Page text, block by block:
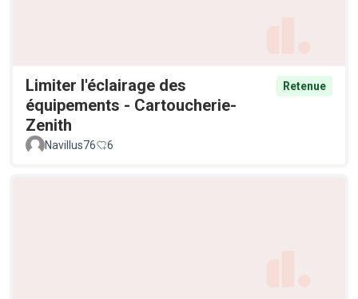
Limiter l'éclairage des
équipements - Cartoucherie-
Zenith
Retenue
Navillus76 6